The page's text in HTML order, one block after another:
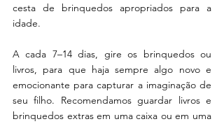
cesta de brinquedos apropriados para a
idade.
A cada 7–14 dias, gire os brinquedos ou
livros, para que haja sempre algo novo e
emocionante para capturar a imaginação de
seu filho. Recomendamos guardar livros e
brinquedos extras em uma caixa ou em uma